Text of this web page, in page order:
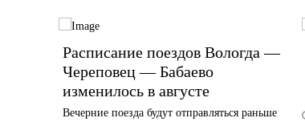
Расписание поездов Вологда —
Череповец — Бабаево
изменилось в августе
Вечерние поезда будут отправляться раньше